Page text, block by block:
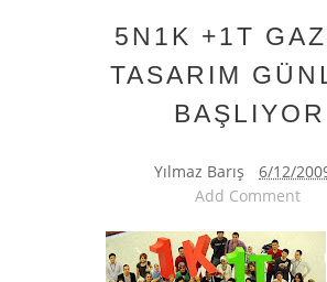
5N1K +1T
TASARIM
BAŞLIYOR
Yılmaz Barış
6/12/
Add Comment